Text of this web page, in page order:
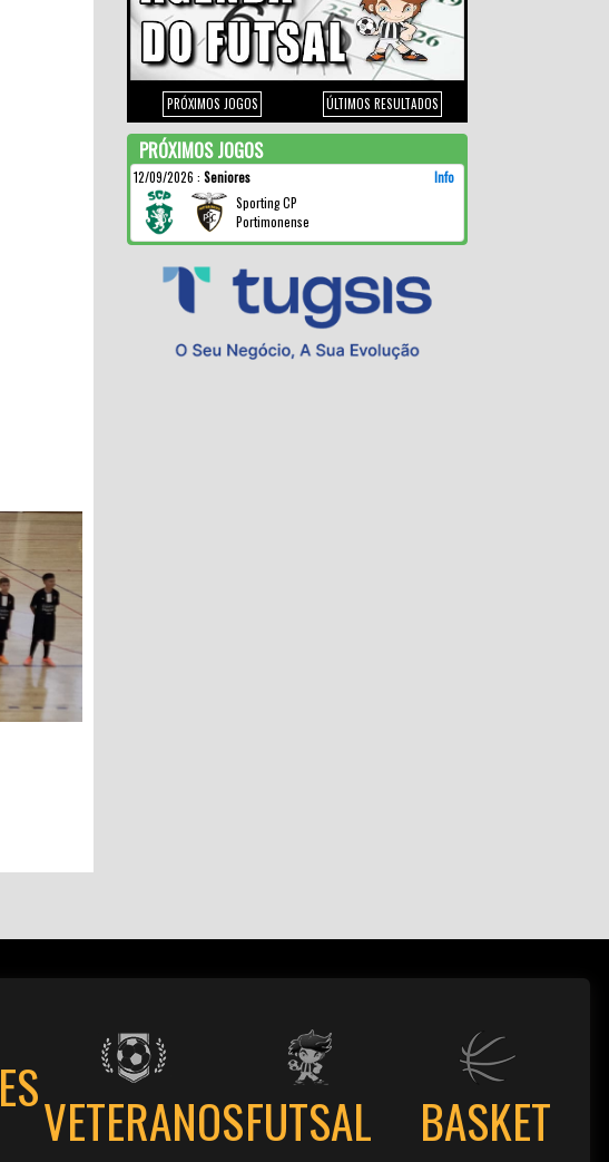
PRÓXIMOS JOGOS ÚLTIMOS RESULTADOS
PRÓXIMOS JOGOS
12/09/2026 : Seniores
Info
Sporting CP
Portimonense
VETERANOSFUTSAL BASKET